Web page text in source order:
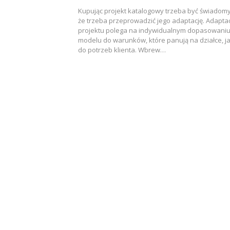
Kupując projekt katalogowy trzeba być
że trzeba przeprowadzić jego adaptację.
projektu polega na indywidualnym dopasowaniu
modelu do warunków, które panują na działce,
do potrzeb klienta. Wbrew…